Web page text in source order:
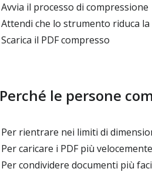
Avvia il processo di compressione
Attendi che lo strumento riduca
Scarica il PDF compresso
Perché le persone
Per rientrare nei limiti di
Per caricare i PDF più
Per condividere documenti più